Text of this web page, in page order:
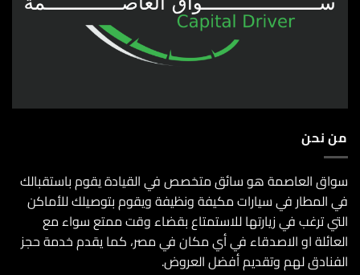
من نحن
سواق العاصمة هو سائق متخصص في القيادة يقوم باستقبالك
في المطار في سيارات مكيفة ونظيفة ويقوم بتوصيلك للأماكن
التي ترغب في زيارتها للاستمتاع بقضاء وقت ممتع سواء مع
العائلة او الاصدقاء في أي مكان في مصر، كما يقدم خدمة حجز
الفنادق لهم وتقديم أفضل العروض.